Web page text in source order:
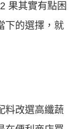
果其實有點困
下的選擇，就
料改選高纖蔬